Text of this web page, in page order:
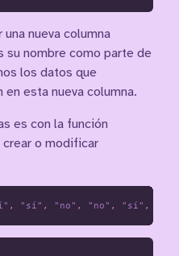
una nueva columna
nombre como parte de
los datos que
esta nueva columna.
es con la función
o modificar
, "sí" , "no" , "no" , "sí" ,